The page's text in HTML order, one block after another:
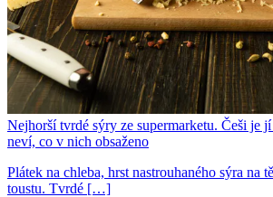
Nejhorší tvrdé sýry ze supermarketu. Češi je
neví, co v nich obsaženo
Plátek na chleba, hrst nastrouhaného sýra na
toustu. Tvrdé […]